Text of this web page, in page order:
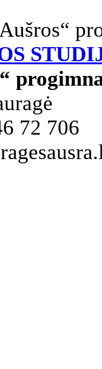
72 706